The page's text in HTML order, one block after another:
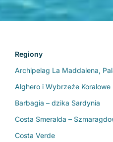
Regiony
Archipelag La Maddalena,
Alghero i Wybrzeże Koralowe
Barbagia – dzika Sardynia
Costa Smeralda –
Costa Verde